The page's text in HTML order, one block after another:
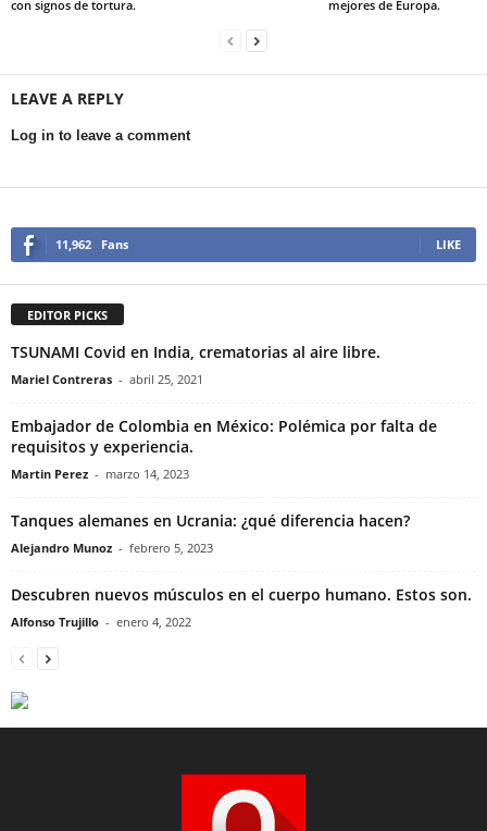
con signos de tortura.
mejores de Europa.
LEAVE A REPLY
Log in to leave a comment
11,962 Fans LIKE
EDITOR PICKS
TSUNAMI Covid en India, crematorias al aire libre.
Mariel Contreras - abril 25, 2021
Embajador de Colombia en México: Polémica por falta de
requisitos y experiencia.
Martin Perez - marzo 14, 2023
Tanques alemanes en Ucrania: ¿qué diferencia hacen?
Alejandro Munoz - febrero 5, 2023
Descubren nuevos músculos en el cuerpo humano. Estos son.
Alfonso Trujillo - enero 4, 2022